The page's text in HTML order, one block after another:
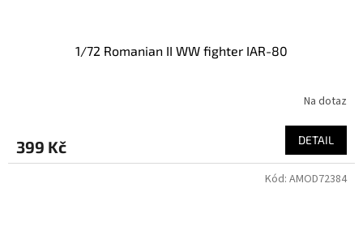
1/72 Romanian II WW fighter IAR-80
Na dotaz
399 Kč DETAIL
Kód: AMOD72384